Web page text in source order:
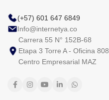
(+57) 601 647 6849
Info@internetya.co
Carrera 55 N° 152B-68
Etapa 3 Torre A - Oficina 808
Centro Empresarial MAZ